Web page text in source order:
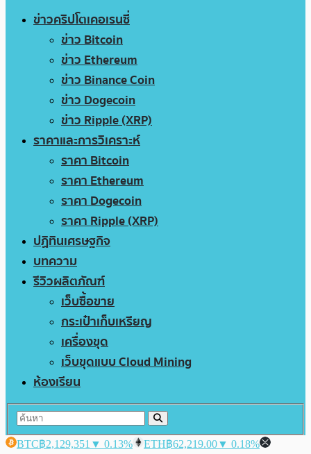
ข่าวคริปโตเคอเรนซี่
ข่าว Bitcoin
ข่าว Ethereum
ข่าว Binance Coin
ข่าว Dogecoin
ข่าว Ripple (XRP)
ราคาและการวิเคราะห์
ราคา Bitcoin
ราคา Ethereum
ราคา Dogecoin
ราคา Ripple (XRP)
ปฏิทินเศรษฐกิจ
บทความ
รีวิวผลิตภัณฑ์
เว็บซื้อขาย
กระเป๋าเก็บเหรียญ
เครื่องขุด
เว็บขุดแบบ Cloud Mining
ห้องเรียน
BTC฿2,129,351 ▼ 0.13% ETH฿62,219.00▼ 0.18%